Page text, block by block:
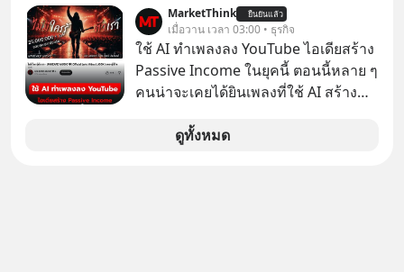
ในบทบาทที่เปลี่ยนชีวิตเขาไปตลอดกาล
ใน MM EP. นี้ เราจะมาร่วมถอดรหัส
และปรับวิธีคิดกันว่า Greenlight (ไฟ
เขียว) จะสร้างมันขึ้นมาล่วงหน้าด้วย
วินัยและความพร้อมได้อย่างไร?
สัญญาณเตือน และชะลอตัวอย่างมีสติ
รายจ่ายประจำปี 2568 ซึ่งมากที่สุดเป็น
อันดับ 2 รองจากกระทรวงการคลัง
MarketThink ยืนยันแล้ว
เมื่อวาน เวลา 03:00 • ธุรกิจ
ใช้ AI ทำเพลงลง YouTube ไอเดียสร้าง
Passive Income ในยุคนี้ ตอนนี้หลาย ๆ
คนน่าจะเคยได้ยินเพลงที่ใช้ AI สร้าง
รู้ตัวเรา” จากช่องชื่อว่า UNHEARD
ดูทั้งหมด